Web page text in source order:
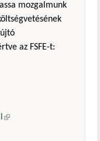
mozgalmunk
az FSFE-t:
(külső hivatkozás)